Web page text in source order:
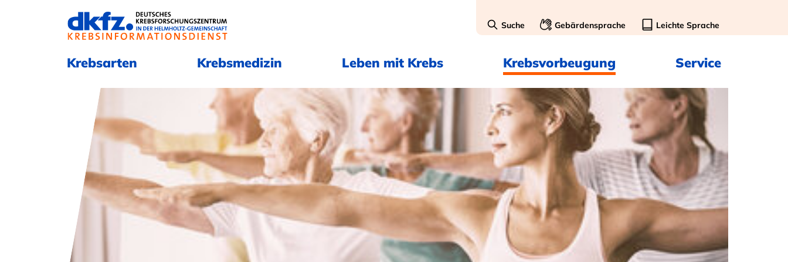
Suche Gebärdensprache Leichte Sprache
Krebsarten Krebsmedizin Leben mit Krebs Krebsvorbeugung Service